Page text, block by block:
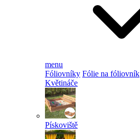
menu
Fóliovníky Fólie na fóliovník
Květináče
Pískoviště